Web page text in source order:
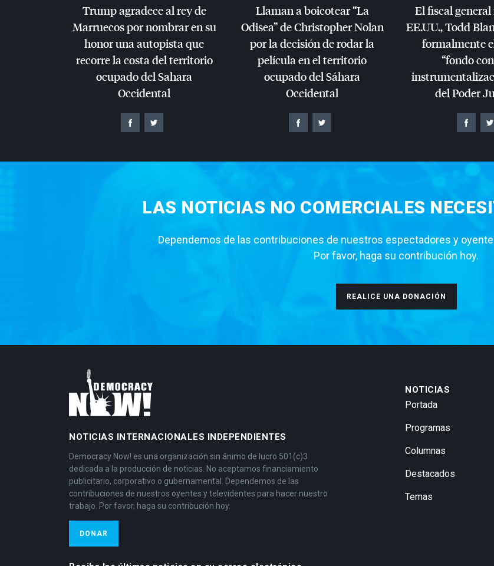
Trump agradece al rey de
Marruecos por nombrar en su
honor una autopista que
recorre la costa del territorio
ocupado del Sahara
Occidental
Llaman a boicotear “La
Odisea” de Christopher Nolan
por la decisión de rodar la
película en el territorio
ocupado del Sáhara
Occidental
El fiscal
EE.UU., Todd
formalmente
“fondo
del Poder
LAS NOTICIAS NO COMERCIALES
Dependemos de las contribuciones de nuestros espectadores y
Por favor, haga su contribución hoy.
REALICE UNA DONACIÓN
NOTICIAS INTERNACIONALES INDEPENDIENTES
Democracy Now! es una organización sin ánimo de lucro 501(c)3
dedicada a la producción de noticias. No aceptamos financiamiento
publicitario, corporativo o gubernamental. Dependemos de las
contribuciones de nuestros oyentes y televidentes para hacer nuestro
trabajo. Por favor, haga su contribución hoy.
DONAR
NOTICIAS
Portada
Programas
Columnas
Destacados
Temas